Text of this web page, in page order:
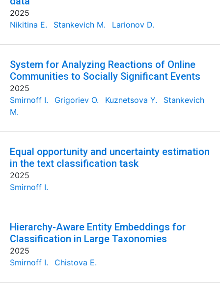
2025
Nikitina E.
Stankevich M. Larionov D.
System for Analyzing Reactions of Online
Communities to Socially Significant Events
2025
Smirnoff I.
Grigoriev O. Kuznetsova Y.
Stankevich
M.
Equal opportunity and uncertainty estimation
in the text classification task
2025
Smirnoff I.
Hierarchy-Aware Entity Embeddings for
Classification in Large Taxonomies
2025
Smirnoff I.
Chistova E.